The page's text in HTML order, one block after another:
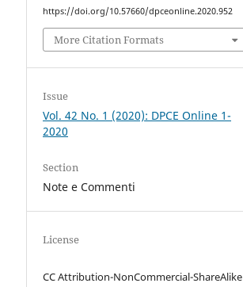
https://doi.org/10.57660/dpceonline.2020.952
More Citation Formats
Issue
Vol. 42 No. 1 (2020): DPCE Online 1-
2020
Section
Note e Commenti
License
CC Attribution-NonCommercial-ShareAlike